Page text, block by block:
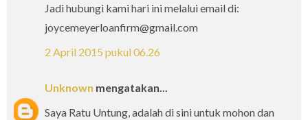
Jadi hubungi kami hari ini melalui email di:
joycemeyerloanfirm@gmail.com
2 April 2015 pukul 06.26
Unknown mengatakan...
Saya Ratu Untung, adalah di sini untuk mohon dan